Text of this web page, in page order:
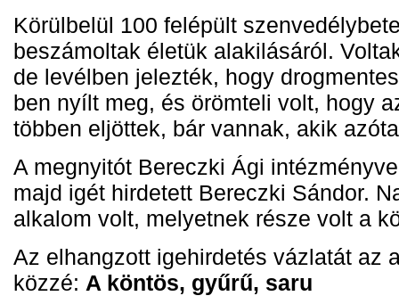
Körülbelül 100 felépült
beszámoltak életük alakilásáról.
de levélben jelezték, hogy
ben nyílt meg, és örömteli volt, hogy
többen eljöttek, bár vannak, akik
A megnyitót Bereczki Ági
majd igét hirdetett Bereczki Sándor.
alkalom volt, melyetnek része volt a
Az elhangzott igehirdetés vázlatát az
közzé: A köntös, gyűrű, saru